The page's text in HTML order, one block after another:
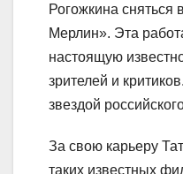
Рогожкина сняться
Мерлин». Эта
настоящую
зрителей и
звездой
За свою карьеру
таких известных